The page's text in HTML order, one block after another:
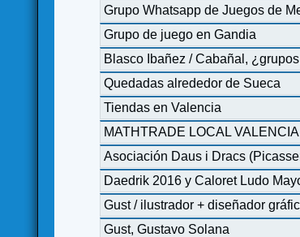
Grupo Whatsapp de Juegos de
Grupo de juego en Gandia
Blasco Ibañez / Cabañal,
Quedadas alrededor de Sueca
Tiendas en Valencia
MATHTRADE LOCAL VALENCIA
Asociación Daus i Dracs
Daedrik 2016 y Caloret Ludo
Gust / ilustrador + diseñador
Gust, Gustavo Solana